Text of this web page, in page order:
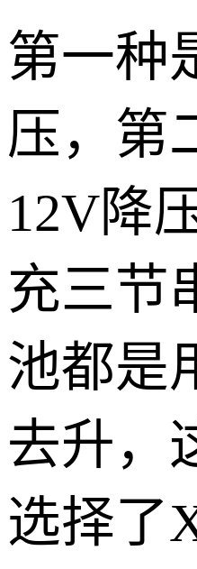
第一种
压，第
12V降
充三节
池都是
去升，
选择了